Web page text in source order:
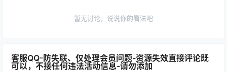
暂无讨论，说说你的看法吧
客服QQ-防失联、仅处理会员问题-资源失效直接评论既
可以，不接任何违法活动信息-请勿添加